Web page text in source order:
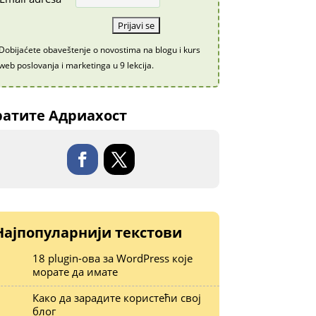
obaveštenje o novostima na blogu i kurs
poslovanja i marketinga u 9 lekcija.
Адриахост
текстови
18 plugin-ова за WordPress које
морате да имате
Како да зарадите користећи свој
блог